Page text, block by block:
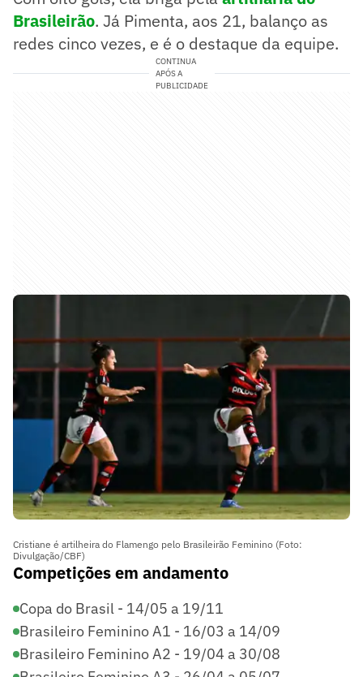
Brasileirão. Já Pimenta, aos 21, balanço as
redes cinco vezes, e é o destaque da equipe.
CONTINUA
APÓS A
PUBLICIDADE
Cristiane é artilheira do Flamengo pelo Brasileirão Feminino (Foto:
Divulgação/CBF)
Competições em andamento
Copa do Brasil - 14/05 a 19/11
Brasileiro Feminino A1 - 16/03 a 14/09
Brasileiro Feminino A2 - 19/04 a 30/08